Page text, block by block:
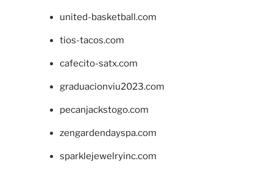
united-basketball.com
tios-tacos.com
cafecito-satx.com
graduacionviu2023.com
pecanjackstogo.com
zengardendayspa.com
sparklejewelryinc.com